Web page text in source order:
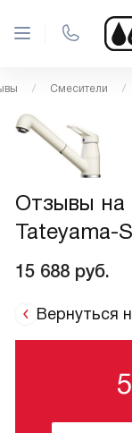
Смесители
Отзывы на
Tateyama-
15 688 руб.
Вернуться
5